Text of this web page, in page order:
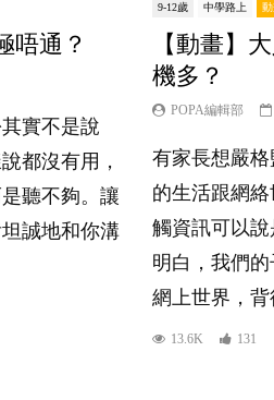
唔通？
實不是說
都沒有用，
聽不夠。讓
誠地和你溝
9-12歲 中學路上
【動畫】
機多？
POPA編輯部
有家長想嚴
的生活跟網
觸資訊可以
明白，我們
網上世界，
13.6K 131